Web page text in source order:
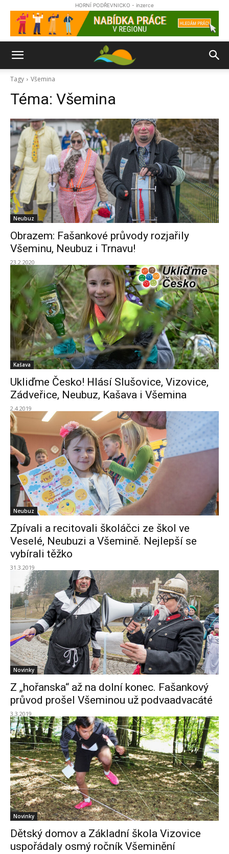
HORNÍ PODŘEVNICKO - inzerce
Tagy Všemina
Téma: Všemina
Neubuz
Obrazem: Fašankové průvody rozjařily
Všeminu, Neubuz i Trnavu!
23.2.2020
Kašava
Ukliďme Česko! Hlásí Slušovice, Vizovice,
Zádveřice, Neubuz, Kašava i Všemina
2.4.2019
Neubuz
Zpívali a recitovali školáčci ze škol ve
Veselé, Neubuzi a Všemině. Nejlepší se
vybírali těžko
31.3.2019
Novinky
Z „hořanska“ až na dolní konec. Fašankový
průvod prošel Všeminou už podvaadvacáté
3.3.2019
Novinky
Dětský domov a Základní škola Vizovice
uspořádaly osmý ročník Všeminění